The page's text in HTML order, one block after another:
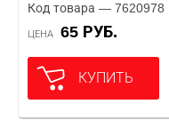
Код товара — 7620978
ЦЕНА 65 РУБ.
КУПИТЬ